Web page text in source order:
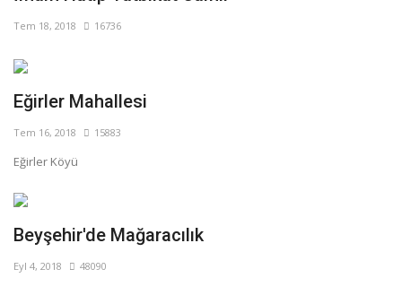
Tem 18, 2018 16736
Eğirler Mahallesi
Tem 16, 2018 15883
Eğirler Köyü
Beyşehir'de Mağaracılık
Eyl 4, 2018 48090